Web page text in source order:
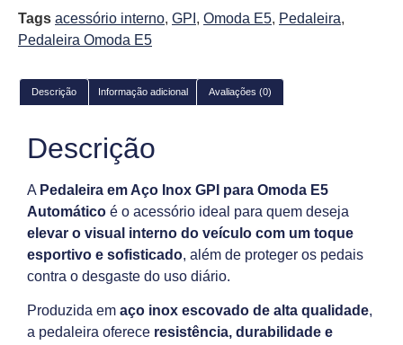
Tags acessório interno, GPI , Omoda E5, Pedaleira,
Pedaleira Omoda E5
Descrição Informação adicional Avaliações (0)
Descrição
A Pedaleira em Aço Inox GPI para Omoda E5
Automático é o acessório ideal para quem deseja
elevar o visual interno do veículo com um toque
esportivo e sofisticado, além de proteger os pedais
contra o desgaste do uso diário.
Produzida em aço inox escovado de alta qualidade,
a pedaleira oferece resistência, durabilidade e